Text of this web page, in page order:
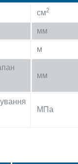
см2
мм
м
мм
МПа